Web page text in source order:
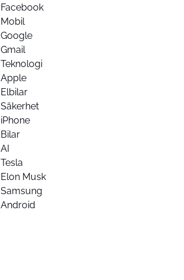
Facebook
Mobil
Google
Gmail
Teknologi
Apple
Elbilar
Säkerhet
iPhone
Bilar
AI
Tesla
Elon Musk
Samsung
Android